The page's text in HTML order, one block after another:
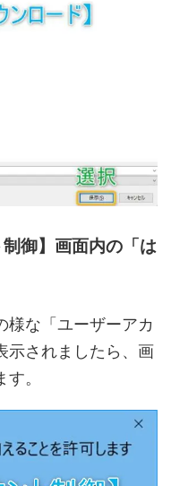
制御】画面内の「は
様な「ユーザーアカ
示されましたら、画
。